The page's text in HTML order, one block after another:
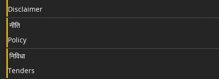
Disclaimer
नीति
Policy
निविधा
Tenders